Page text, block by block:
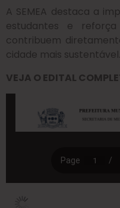
A SEMEA destaca a
estudantes e
contribuem
cidade mais sustentável.
VEJA O EDITAL